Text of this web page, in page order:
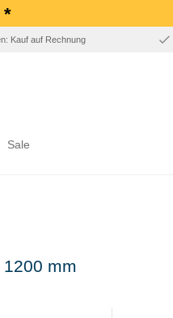
*
Kauf auf Rechnung
Sale
mm